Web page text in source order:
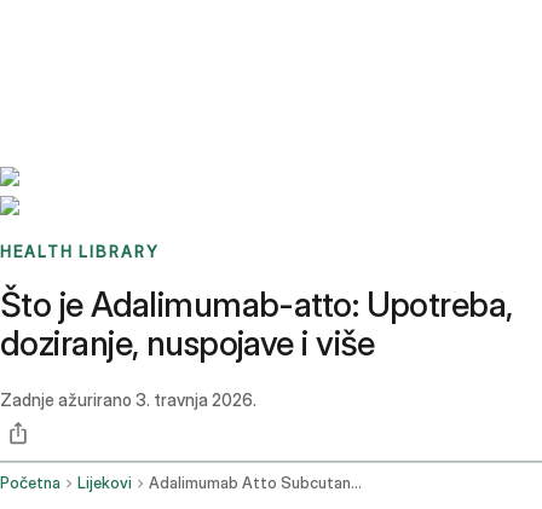
HEALTH LIBRARY
Što je Adalimumab-atto: Upotreba,
doziranje, nuspojave i više
Zadnje ažurirano 3. travnja 2026.
Početna Lijekovi Adalimumab Atto Subcutaneous Route